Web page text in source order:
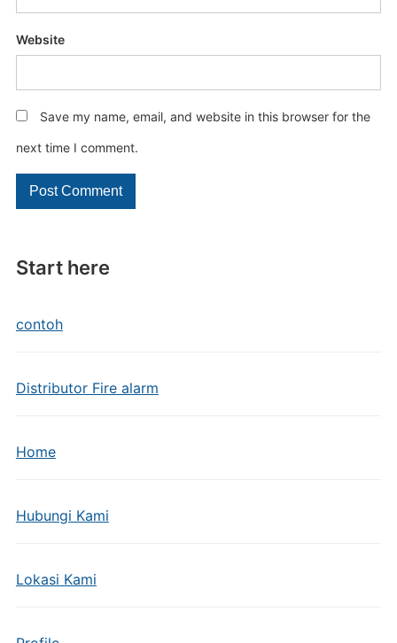
Start here
contoh
Distributor Fire alarm
Home
Hubungi Kami
Lokasi Kami
Website
Save my name, email, and website in this browser for the
next time I comment.